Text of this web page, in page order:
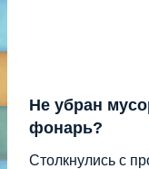
Не убран
фонарь?
Столкнулись с